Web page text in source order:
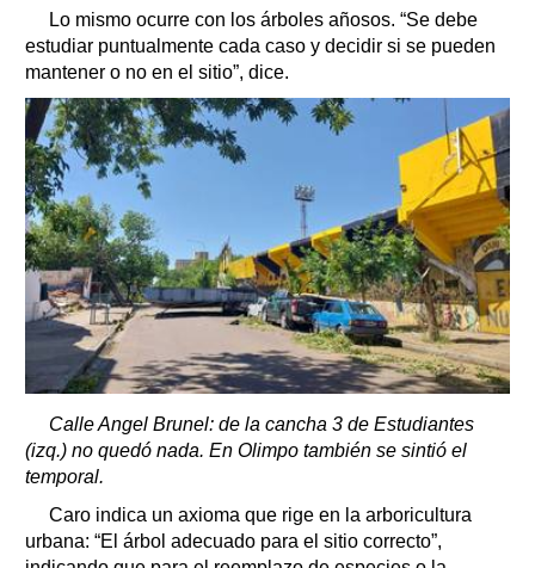
Lo mismo ocurre con los árboles añosos. “Se debe
estudiar puntualmente cada caso y decidir si se pueden
mantener o no en el sitio”, dice.
Calle Angel Brunel: de la cancha 3 de Estudiantes
(izq.) no quedó nada. En Olimpo también se sintió el
temporal.
Caro indica un axioma que rige en la arboricultura
urbana: “El árbol adecuado para el sitio correcto”,